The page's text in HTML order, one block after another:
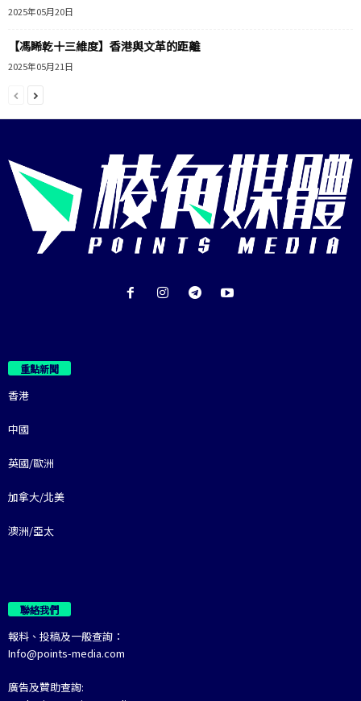
2025年05月20日
【馮睎乾十三維度】香港與文革的距離
2025年05月21日
重點新聞
香港
中國
英國/歐洲
加拿大/北美
澳洲/亞太
聯絡我們
報料、投稿及一般查詢：
Info@points-media.com
廣告及贊助查詢: